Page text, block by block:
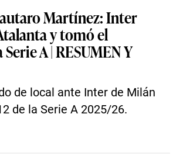
Martínez: Inter
y tomó el
A | RESUMEN Y
de local ante Inter de Milán
de la Serie A 2025/26.